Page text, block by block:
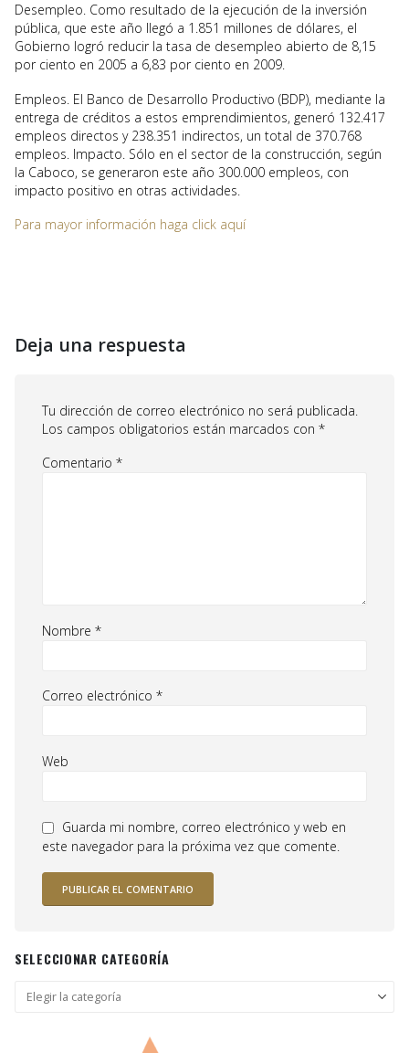
Desempleo. Como resultado de la ejecución de la inversión
pública, que este año llegó a 1.851 millones de dólares, el
Gobierno logró reducir la tasa de desempleo abierto de 8,15
por ciento en 2005 a 6,83 por ciento en 2009.
Empleos. El Banco de Desarrollo Productivo (BDP), mediante la
entrega de créditos a estos emprendimientos, generó 132.417
empleos directos y 238.351 indirectos, un total de 370.768
empleos. Impacto. Sólo en el sector de la construcción, según
la Caboco, se generaron este año 300.000 empleos, con
impacto positivo en otras actividades.
Para mayor información haga click aquí
Deja una respuesta
Tu dirección de correo electrónico no será publicada.
Los campos obligatorios están marcados con *
Comentario *
Nombre *
Correo electrónico *
Web
Guarda mi nombre, correo electrónico y web en
este navegador para la próxima vez que comente.
SELECCIONAR CATEGORÍA
Seleccionar
categoría